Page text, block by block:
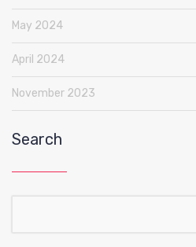
May 2024
April 2024
November 2023
Search